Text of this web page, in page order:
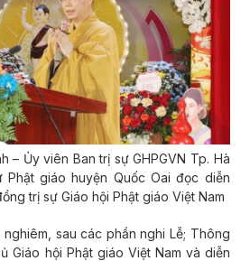
– Ủy viên Ban trị sự GHPGVN Tp. Hà
Phật giáo huyện Quốc Oai đọc diễn
trị sự Giáo hội Phật giáo Việt Nam
sau các phần nghi Lễ; Thông
Giáo hội Phật giáo Việt Nam và diễn